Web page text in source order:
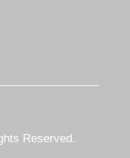
Reserved.